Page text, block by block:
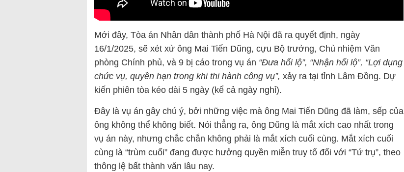
Mới đây, Tòa án Nhân dân thành phố Hà Nội đã ra quyết định, ngày
16/1/2025, sẽ xét xử ông Mai Tiến Dũng, cựu Bộ trưởng, Chủ nhiệm Văn
phòng Chính phủ, và 9 bị cáo trong vụ án “Đưa hối lộ”, “Nhận hối lộ”, “Lợi dụng
chức vụ, quyền hạn trong khi thi hành công vụ”, xảy ra tại tỉnh Lâm Đồng. Dự
kiến phiên tòa kéo dài 5 ngày (kể cả ngày nghỉ).
Đây là vụ án gây chú ý, bởi những việc mà ông Mai Tiến Dũng đã làm, sếp của
ông không thể không biết. Nói thẳng ra, ông Dũng là mắt xích cao nhất trong
vụ án này, nhưng chắc chắn không phải là mắt xích cuối cùng. Mắt xích cuối
cùng là “trùm cuối” đang được hưởng quyền miễn truy tố đối với “Tứ trụ”, theo
thông lệ bất thành văn lâu nay.